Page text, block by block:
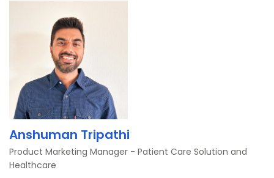
Anshuman Tripathi
Product Marketing Manager - Patient Care Solution and
Healthcare